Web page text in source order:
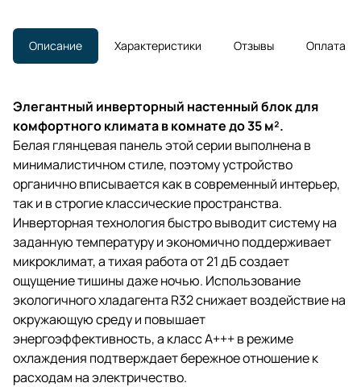
Описание Характеристики Отзывы Оплата
Элегантный инверторный настенный блок для
комфортного климата в комнате до 35 м².
Белая глянцевая панель этой серии выполнена в
минималистичном стиле, поэтому устройство
органично вписывается как в современный интерьер,
так и в строгие классические пространства.
Инверторная технология быстро выводит систему на
заданную температуру и экономично поддерживает
микроклимат, а тихая работа от 21 дБ создает
ощущение тишины даже ночью. Использование
экологичного хладагента R32 снижает воздействие на
окружающую среду и повышает
энергоэффективность, а класс A+++ в режиме
охлаждения подтверждает бережное отношение к
расходам на электричество.